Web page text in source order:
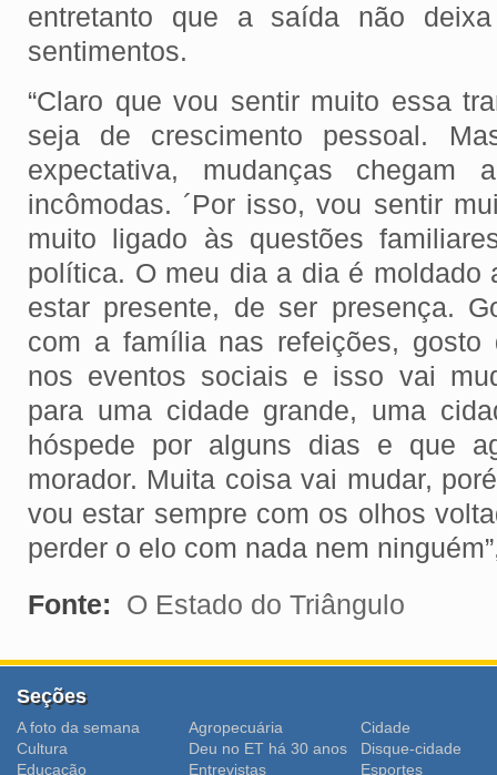
entretanto que a saída não
sentimentos.
“Claro que vou sentir muito essa
seja de crescimento pessoal.
expectativa, mudanças
incômodas. ´Por isso, vou sentir
muito ligado às questões
política. O meu dia a dia é moldado
estar presente, de ser presença.
com a família nas refeições, gosto
nos eventos sociais e isso vai
para uma cidade grande, uma
hóspede por alguns dias e que
morador. Muita coisa vai mudar,
vou estar sempre com os olhos
perder o elo com nada nem
Fonte:
O Estado do Triângulo
Seções
A foto da semana Agropecuária
Cidade
Cultura
Deu no ET há 30 anos
Disque-cidade
Educação
Entrevistas
Esportes